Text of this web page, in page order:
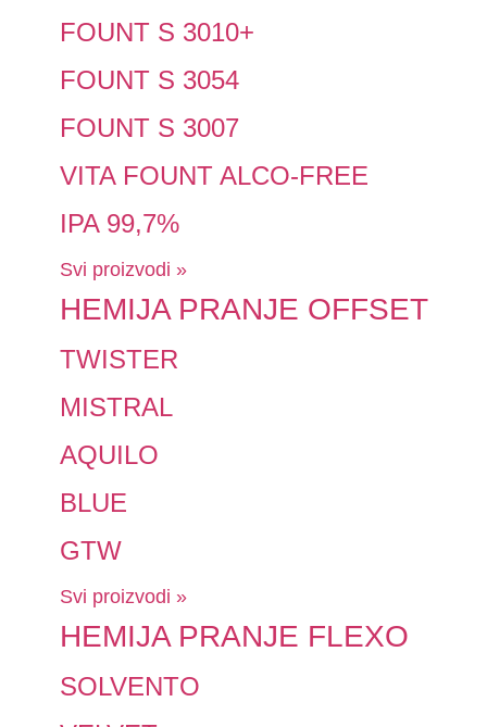
FOUNT S 3010+
FOUNT S 3054
FOUNT S 3007
VITA FOUNT ALCO-FREE
IPA 99,7%
Svi proizvodi »
HEMIJA PRANJE OFFSET
TWISTER
MISTRAL
AQUILO
BLUE
GTW
Svi proizvodi »
HEMIJA PRANJE FLEXO
SOLVENTO